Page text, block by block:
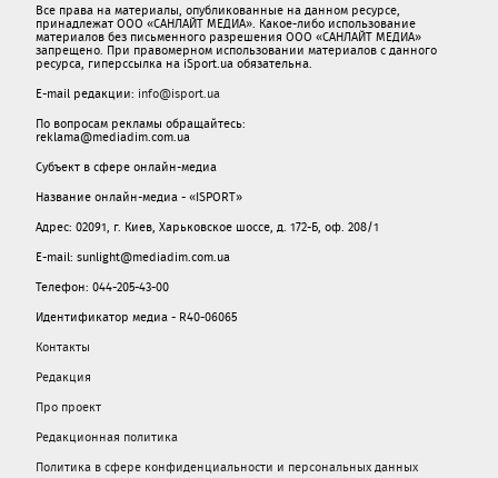
Все права на материалы, опубликованные на данном ресурсе,
принадлежат ООО «САНЛАЙТ МЕДИА». Какое-либо использование
материалов без письменного разрешения ООО «САНЛАЙТ МЕДИА»
запрещено. При правомерном использовании материалов с данного
ресурса, гиперссылка на iSport.ua обязательна.
E-mail редакции: info@isport.ua
По вопросам рекламы обращайтесь:
reklama@mediadim.com.ua
Субъект в сфере онлайн-медиа
Название онлайн-медиа - «ISPORT»
Адрес: 02091, г. Киев, Харьковское шоссе, д. 172-Б, оф. 208/1
E-mail: sunlight@mediadim.com.ua
Телефон: 044-205-43-00
Идентификатор медиа - R40-06065
Контакты
Редакция
Про проект
Редакционная политика
Политика в сфере конфиденциальности и персональных данных